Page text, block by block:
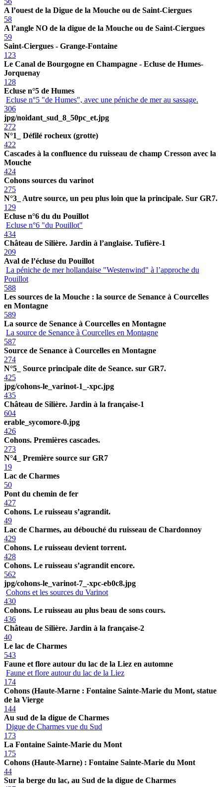
A l’ouest de la Digue de la Mouche ou de Saint-Ciergues
58
A l’angle NO de la digue de la Mouche ou de Saint-Ciergues
59
Saint-Ciergues - Grange-Fontaine
123
Le Canal de Bourgogne en Champagne - Ecluse de Humes-
Jorquenay
128
Ecluse n°5 de Humes
Ecluse n°5 "de Humes", avec une péniche de mer au sassage.
306
jpg/noidant_sud_8_50pc_et.jpg
272
N°1_ Défilé rocheux (grotte)
422
Cascades à la confluence du ruisseau de champ Cresson avec la
Mouche
424
Cohons sources du varinot
275
N°3_ Autre source, un peu plus loin que la principale. Sur GR7.
129
Ecluse n°6 du du Pouillot
Ecluse n°6 "du Pouillot"
434
Château de Silière. Jardin à l’anglaise. Tufière-1
209
Aval de l’écluse du Pouillot
La péniche de mer hollandaise "Westenwind" à l’approche du
Pouillot
588
Les sources de la Mouche : la source de Senance à Courcelles
en Montagne
589
La source de Senance à Courcelles en Montagne
La source de Senance à Courcelles en Montagne
587
Source de Senance à Courcelles en Montagne
274
N°5_ Source principale dite de Seance. sur GR7.
425
jpg/cohons-le_varinot-1_-xpc.jpg
435
Château de Silière. Jardin à la française-1
604
erable_sycomore-0.jpg
426
Cohons. Premières cascades.
273
N°4_ Première source sur GR7
19
Lac de Charmes
50
Pont du chemin de fer
427
Cohons. Le ruisseau s’agrandit.
49
Lac de Charmes, au débouché du ruisseau de Chardonnoy
429
Cohons. Le ruisseau devient torrent.
428
Cohons. Le ruisseau s’agrandit encore.
562
jpg/cohons-le_varinot-7_-xpc-eb0c8.jpg
Cohons et les sources du Varinot
430
Cohons. Le ruisseau au plus beau de sons cours.
436
Château de Silière. Jardin à la française-2
40
Le lac de Charmes
543
Faune et flore autour du lac de la Liez en automne
Faune et flore autour du lac de la Liez
174
Cohons (Haute-Marne : Fontaine Sainte-Marie du Mont, statue
de la Vierge
144
Au sud de la digue de Charmes
Digue de Charmes vue du Sud
173
La Fontaine Sainte-Marie du Mont
175
Cohons (Haute-Marne) : Fontaine Sainte-Marie du Mont
44
Sur la berge du lac, au Sud de la digue de Charmes